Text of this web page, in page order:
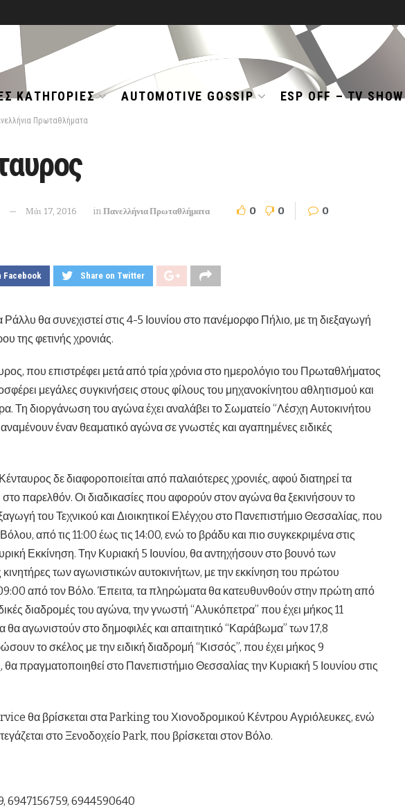
ΚΑΤΗΓΟΡΊΕΣ AUTOMOTIVE GOSSIP ESP OFF – TV SHOW
Πρωταθλήματα
Μάι 17, 2016 in Πανελλήνια Πρωταθλήματα 0 0 0
Facebook Share on Twitter
θα συνεχιστεί στις 4-5 Ιουνίου στο πανέμορφο Πήλιο, με τη διεξαγωγή
της φετινής χρονιάς.
που επιστρέφει μετά από τρία χρόνια στο ημερολόγιο του Πρωταθλήματος
μεγάλες συγκινήσεις στους φίλους του μηχανοκίνητου αθλητισμού και
Τη διοργάνωση του αγώνα έχει αναλάβει το Σωματείο “Λέσχη Αυτοκινήτου
έναν θεαματικό αγώνα σε γνωστές και αγαπημένες ειδικές
δε διαφοροποιείται από παλαιότερες χρονιές, αφού διατηρεί τα
στο παρελθόν. Οι διαδικασίες που αφορούν στον αγώνα θα ξεκινήσουν το
του Τεχνικού και Διοικητικοί Ελέγχου στο Πανεπιστήμιο Θεσσαλίας, που
από τις 11:00 έως τις 14:00, ενώ το βράδυ και πιο συγκεκριμένα στις
Εκκίνηση. Την Κυριακή 5 Ιουνίου, θα αντηχήσουν στο βουνό των
των αγωνιστικών αυτοκινήτων, με την εκκίνηση του πρώτου
09:00 από τον Βόλο. Έπειτα, τα πληρώματα θα κατευθυνθούν στην πρώτη από
διαδρομές του αγώνα, την γνωστή “Αλυκόπετρα” που έχει μήκος 11
θα αγωνιστούν στο δημοφιλές και απαιτητικό “Καράβωμα” των 17,8
το σκέλος με την ειδική διαδρομή “Κισσός”, που έχει μήκος 9
θα πραγματοποιηθεί στο Πανεπιστήμιο Θεσσαλίας την Κυριακή 5 Ιουνίου στις
θα βρίσκεται στα Parking του Χιονοδρομικού Κέντρου Αγριόλευκες, ενώ
στο Ξενοδοχείο Park, που βρίσκεται στον Βόλο.
6947156759, 6944590640